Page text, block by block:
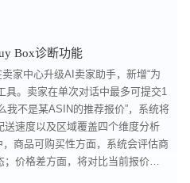
Box诊断功能
家中心升级AI卖家助手，新增“为
具。卖家在单次对话中最多可提交1
我不是某ASIN的推荐报价”，系统将
送速度以及区域覆盖四个维度分析
商品可购买性方面，系统会评估商
价格差方面，将对比当前报价与B